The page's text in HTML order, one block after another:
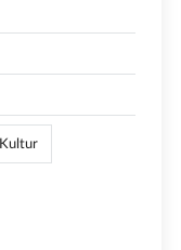
Kultur